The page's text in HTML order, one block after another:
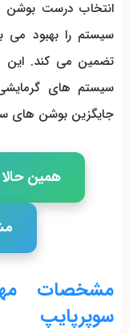
سیستم را بهبود می
تضمین می کند.
سیستم‌ های
جایگزین بوشن‌ های
همین حالا
سوپرپایپ